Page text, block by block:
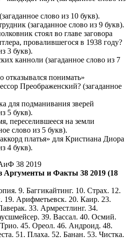
слово из 10 букв).
(загаданное слово из 9 букв).
стоял во главе заговора
провалившегося в 1938 году?
3 букв).
канноли (загаданное слово из 7
отказывался понимать»
Преображенский? (загаданное
для подманивания зверей
5 букв).
переселившееся на земли
слово из 5 букв).
платья» для Кристиана Диора
4 букв).
Аргументы и Факты 38 2019 (18
9. Баггикайтинг. 10. Страх. 12.
19. Арифметьевск. 20. Каир. 23.
33. Армрестлинг. 34.
39. Вассал. 40. Осмий.
45. Ореол. 46. Андроид. 48.
51. Плаха. 52. Банан. 53. Чистка.